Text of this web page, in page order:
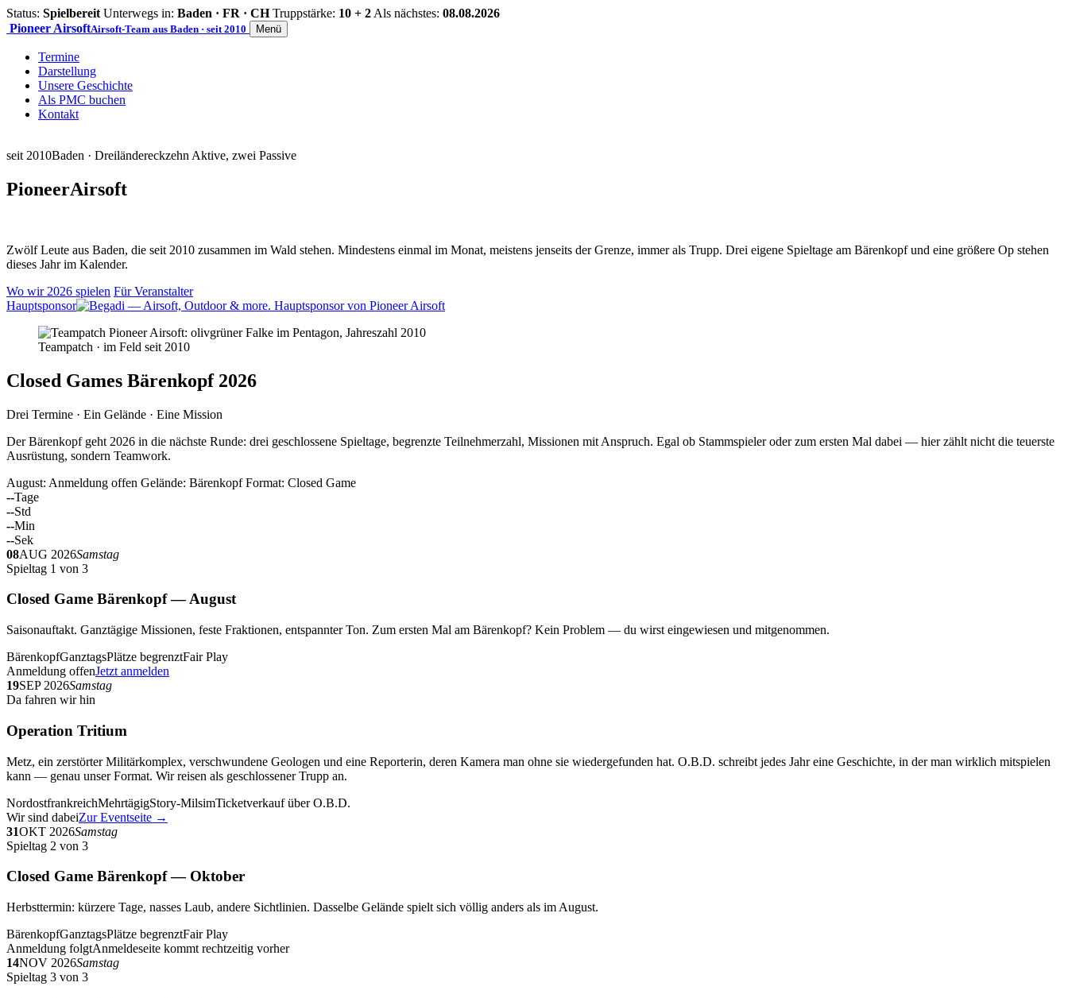
Status: Spielbereit Unterwegs in: Baden · FR · CH Truppstärke: 10 + 2 Als nächstes: 08.08.2026
Pioneer AirsoftAirsoft-Team aus Baden · seit 2010 Menü
Termine
Darstellung
Unsere Geschichte
Als PMC buchen
Kontakt
seit 2010Baden · Dreiländereckzehn Aktive, zwei Passive
PioneerAirsoft
Zwölf Leute aus Baden, die seit 2010 zusammen im Wald stehen. Mindestens einmal im Monat, meistens jenseits der Grenze, immer als Trupp. Drei eigene Spieltage am Bärenkopf und eine größere Op stehen
dieses Jahr im Kalender.
Wo wir 2026 spielen Für Veranstalter
Hauptsponsor
Teampatch · im Feld seit 2010
Closed Games Bärenkopf 2026
Drei Termine · Ein Gelände · Eine Mission
Der Bärenkopf geht 2026 in die nächste Runde: drei geschlossene Spieltage, begrenzte Teilnehmerzahl, Missionen mit Anspruch. Egal ob Stammspieler oder zum ersten Mal dabei — hier zählt nicht die teuerste
Ausrüstung, sondern Teamwork.
August: Anmeldung offen Gelände: Bärenkopf Format: Closed Game
--Tage
--Std
--Min
--Sek
08AUG 2026Samstag
Spieltag 1 von 3
Closed Game Bärenkopf — August
Saisonauftakt. Ganztägige Missionen, feste Fraktionen, entspannter Ton. Zum ersten Mal am Bärenkopf? Kein Problem — du wirst eingewiesen und mitgenommen.
BärenkopfGanztagsPlätze begrenztFair Play
Anmeldung offenJetzt anmelden
19SEP 2026Samstag
Da fahren wir hin
Operation Tritium
Metz, ein zerstörter Militärkomplex, verschwundene Geologen und eine Reporterin, deren Kamera man ohne sie wiedergefunden hat. O.B.D. schreibt jedes Jahr eine Geschichte, in der man wirklich mitspielen
kann — genau unser Format. Wir reisen als geschlossener Trupp an.
NordostfrankreichMehrtägigStory-MilsimTicketverkauf über O.B.D.
Wir sind dabeiZur Eventseite →
31OKT 2026Samstag
Spieltag 2 von 3
Closed Game Bärenkopf — Oktober
Herbsttermin: kürzere Tage, nasses Laub, andere Sichtlinien. Dasselbe Gelände spielt sich völlig anders als im August.
BärenkopfGanztagsPlätze begrenztFair Play
Anmeldung folgtAnmeldeseite kommt rechtzeitig vorher
14NOV 2026Samstag
Spieltag 3 von 3